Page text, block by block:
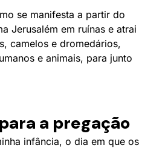
se manifesta a partir do
Jerusalém em ruínas e atrai
camelos e dromedários,
e animais, para junto
a pregação
infância, o dia em que os